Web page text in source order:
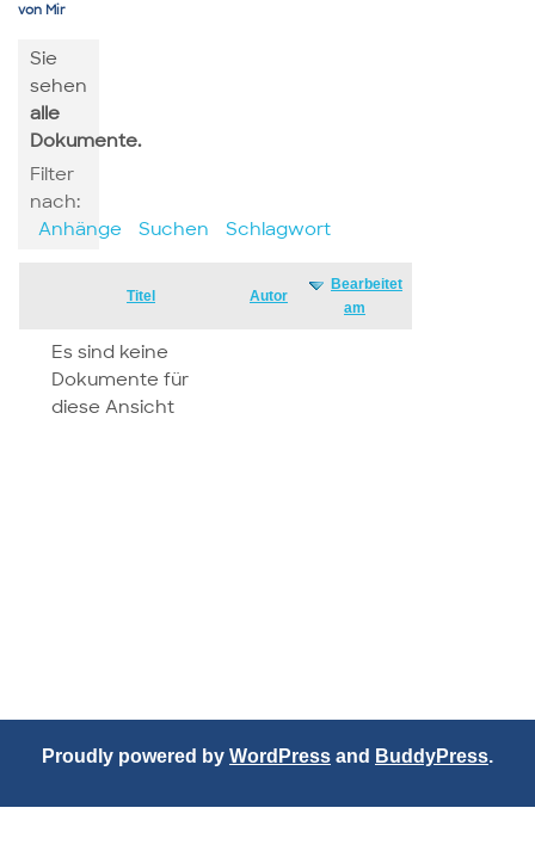
von Mir
Sie
sehen
alle
Dokumente.
Filter
nach:
Anhänge
Suchen Schlagwort
Titel Autor
Bearbeitet
am
Es sind keine
Dokumente für
diese Ansicht
Proudly powered by WordPress and BuddyPress.